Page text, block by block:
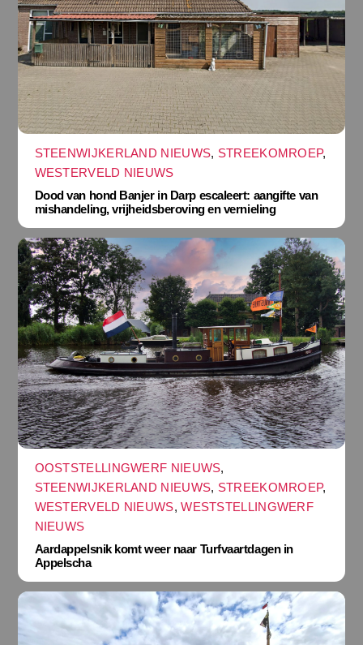
STEENWIJKERLAND NIEUWS, STREEKOMROEP,
WESTERVELD NIEUWS
Dood van hond Banjer in Darp escaleert: aangifte van
mishandeling, vrijheidsberoving en vernieling
OOSTSTELLINGWERF NIEUWS,
STEENWIJKERLAND NIEUWS, STREEKOMROEP,
WESTERVELD NIEUWS,WESTSTELLINGWERF
NIEUWS
Aardappelsnik komt weer naar Turfvaartdagen in
Appelscha